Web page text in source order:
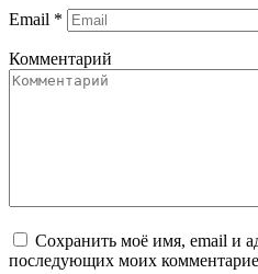
Email *
Комментарий
Сохранить моё имя, email и
последующих моих